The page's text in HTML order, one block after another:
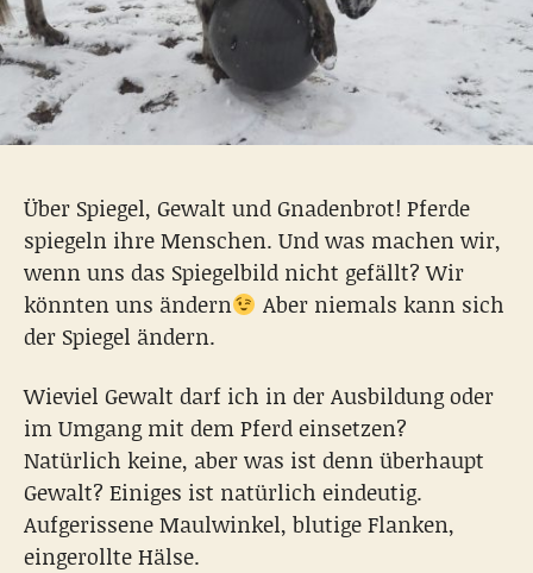
Über Spiegel, Gewalt und Gnadenbrot! Pferde
spiegeln ihre Menschen. Und was machen wir,
wenn uns das Spiegelbild nicht gefällt? Wir
könnten uns ändern
Aber niemals kann sich
der Spiegel ändern.
Wieviel Gewalt darf ich in der Ausbildung oder
im Umgang mit dem Pferd einsetzen?
Natürlich keine, aber was ist denn überhaupt
Gewalt? Einiges ist natürlich eindeutig.
Aufgerissene Maulwinkel, blutige Flanken,
eingerollte Hälse.